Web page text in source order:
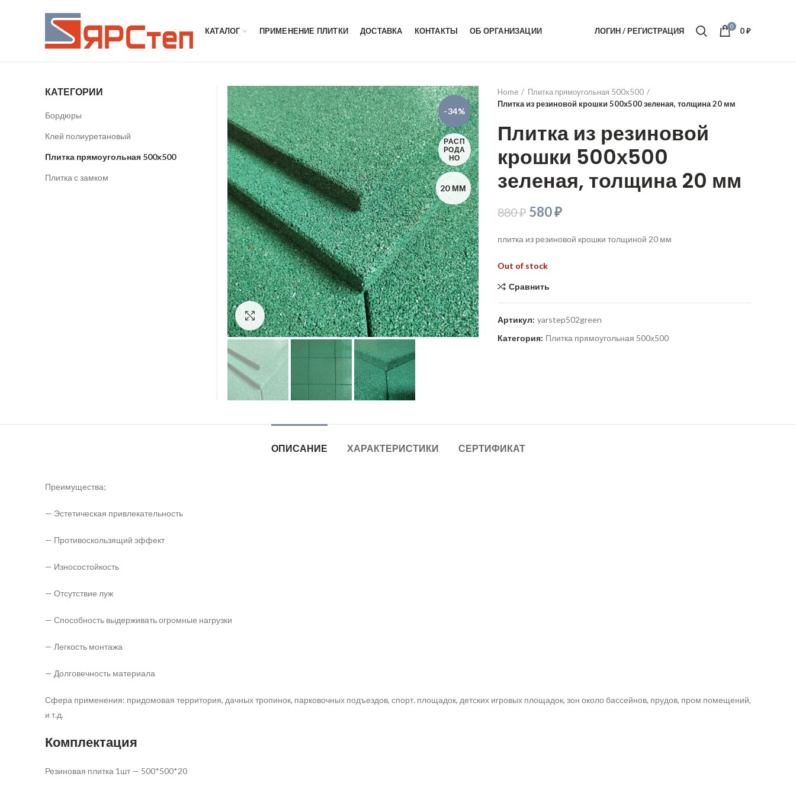
КАТАЛОГ ПРИМЕНЕНИЕ ПЛИТКИ ДОСТАВКА КОНТАКТЫ ОБ ОРГАНИЗАЦИИ ЛОГИН / РЕГИСТРАЦИЯ 0 0₽
-34%
РАСП
РОДА
НО
20 ММ
Увеличить
Home
Плитка прямоугольная 500х500
Плитка из резиновой крошки 500х500 зеленая, толщина 20 мм
Плитка из резиновой
крошки 500х500
зеленая, толщина 20 мм
880₽ 580₽
плитка из резиновой крошки толщиной 20 мм
Out of stock
Сравнить
Артикул: yarstep502green
Категория: Плитка прямоугольная 500х500
КАТЕГОРИИ
Бордюры
Клей полиуретановый
Плитка прямоугольная 500х500
Плитка с замком
ОПИСАНИЕ ХАРАКТЕРИСТИКИ СЕРТИФИКАТ
Преимущества;
— Эстетическая привлекательность
— Противоскользящий эффект
— Износостойкость
— Отсутствие луж
— Способность выдерживать огромные нагрузки
— Легкость монтажа
— Долговечность материала
Сфера применения: придомовая территория, дачных тропинок, парковочных подъездов, спорт. площадок, детских игровых площадок, зон около бассейнов, прудов, пром помещений,
и т.д.
Комплектация
Резиновая плитка 1шт — 500*500*20